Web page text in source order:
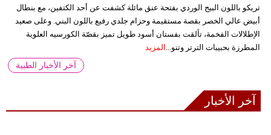
تريكو باللون البيج الوردي بفتحة عنق مائلة كشفت عن أحد الكتفين، مع بنطال
أبيض عالي الخصر بقصة مستقيمة وحزام جلدي رفيع باللون البني. وعلى صعيد
الإطلالات الفخمة، تألقت بفستان أسود طويل تميز بقصّة الكورسيه العلوية
المطرزة بحبيبات الترتر وتنو... المزيد
آخر الأخبار الطبية
آخر الأخبار